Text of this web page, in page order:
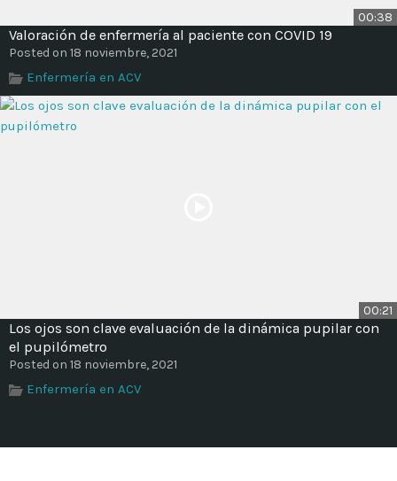
00:38
Valoración de enfermería al paciente con COVID 19
Posted on 18 noviembre, 2021
Enfermería en ACV
00:21
Los ojos son clave evaluación de la dinámica pupilar con
el pupilómetro
Posted on 18 noviembre, 2021
Enfermería en ACV